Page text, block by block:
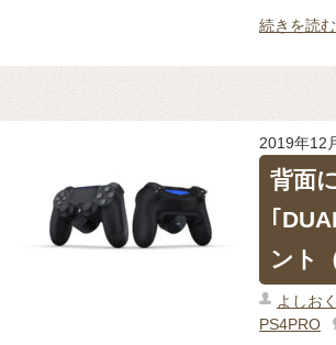
続きを読む
2019年12
背面
｢
ント
よしお
PS4PRO